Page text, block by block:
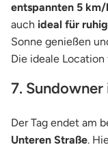
entspannten 5 km/
auch ideal für
Sonne genießen
Die ideale
7.
Der Tag endet am
Unteren Straße.